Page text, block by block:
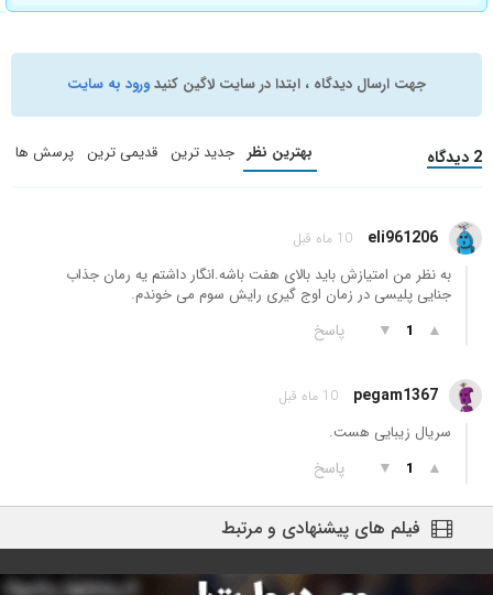
جهت ارسال دیدگاه ، ابتدا در سایت لاگین کنیدورود به سایت
2 دیدگاه بهترین نظر جدید ترین قدیمی ترین پرسش ها
eli961206 10 ماه قبل
به نظر من امتیازش باید بالای هفت باشه.انگار داشتم یه رمان جذاب
جنایی پلیسی در زمان اوج گیری رایش سوم می خوندم.
▲
1
▼ پاسخ
pegam1367 10 ماه قبل
سریال زیبایی هست.
▲
1
▼ پاسخ
فیلم های پیشنهادی و مرتبط